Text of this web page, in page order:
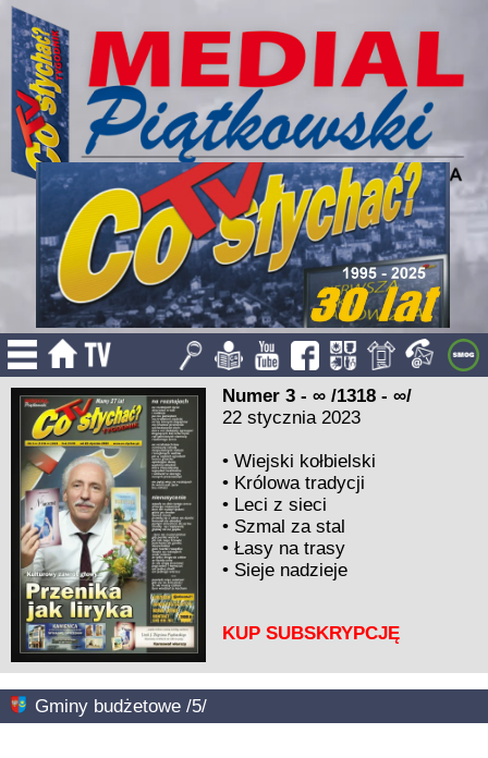
Numer 3 - ∞ /1318 - ∞/
22 stycznia 2023
•Wiejski kołbielski
• Królowa tradycji
• Leci z sieci
• Szmal za stal
•Łasy na trasy
• Sieje nadzieje
KUP SUBSKRYPCJĘ
Gminy budżetowe /5/